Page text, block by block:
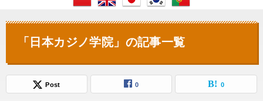
「日本カジノ学院」の記事一覧
Post 0 0